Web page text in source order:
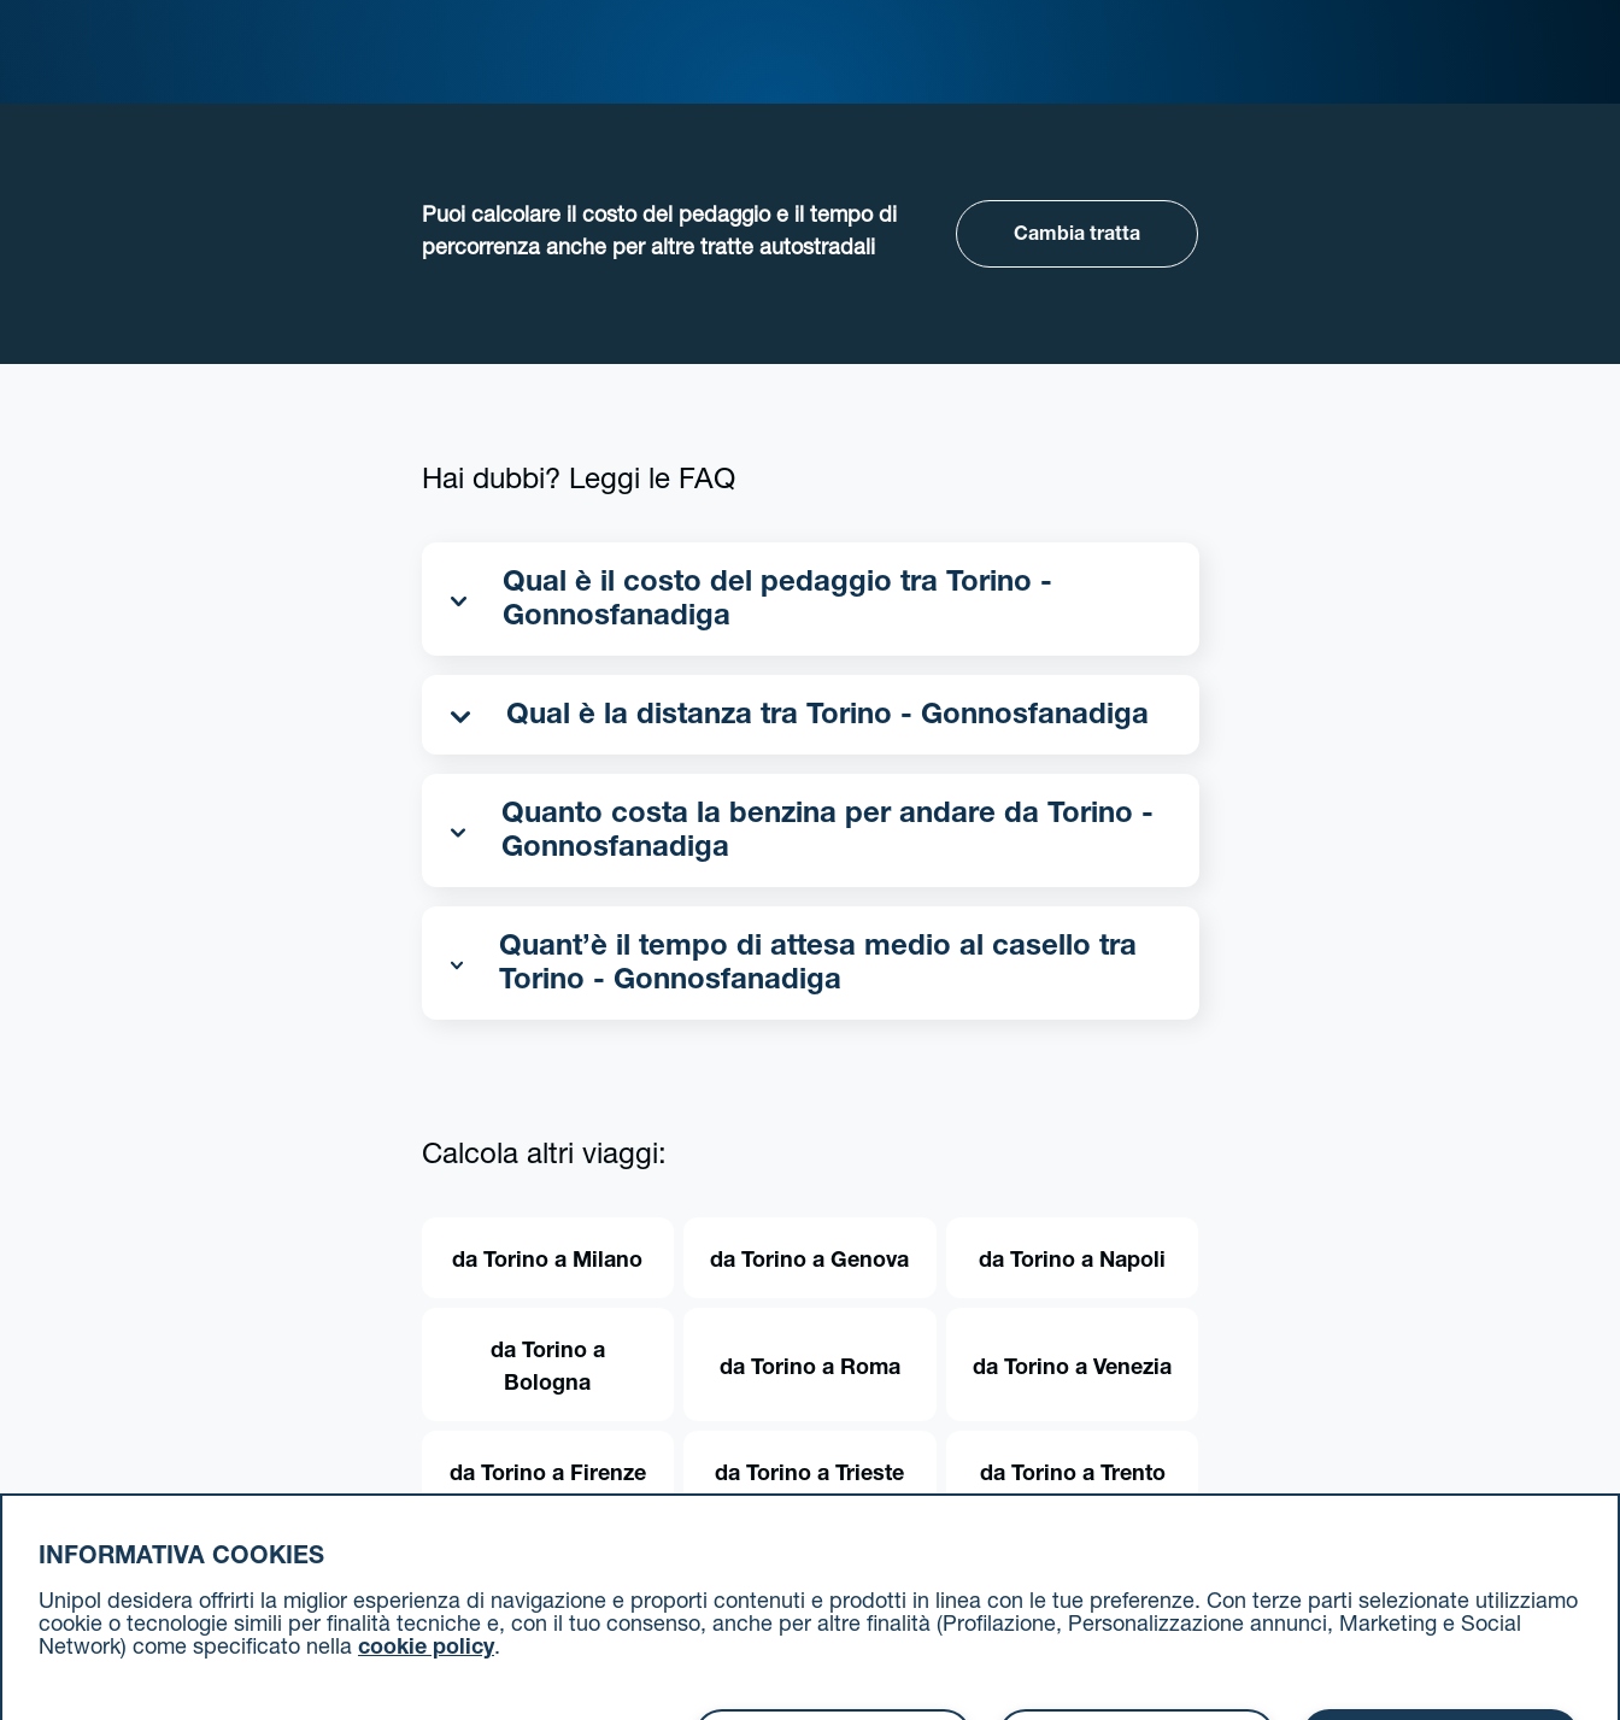
Puoi calcolare il costo del pedaggio e il tempo di
percorrenza anche per altre tratte autostradali
Cambia tratta
Hai dubbi? Leggi le FAQ
Qual è il costo del pedaggio tra Torino -
Gonnosfanadiga
Qual è la distanza tra Torino - Gonnosfanadiga
Quanto costa la benzina per andare da Torino -
Gonnosfanadiga
Quant’è il tempo di attesa medio al casello tra
Torino - Gonnosfanadiga
Calcola altri viaggi:
da Torino a Milano da Torino a Genova da Torino a Napoli
da Torino a
Bologna
da Torino a Roma da Torino a Venezia
da Torino a Firenze da Torino a Trieste da Torino a Trento
INFORMATIVA COOKIES
Unipol desidera offrirti la miglior esperienza di navigazione e proporti contenuti e prodotti in linea con le tue preferenze. Con terze parti selezionate utilizziamo
cookie o tecnologie simili per finalità tecniche e, con il tuo consenso, anche per altre finalità (Profilazione, Personalizzazione annunci, Marketing e Social
Network) come specificato nella cookie policy.